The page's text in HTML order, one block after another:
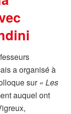
a organisé à
sur« Les
auquel ont